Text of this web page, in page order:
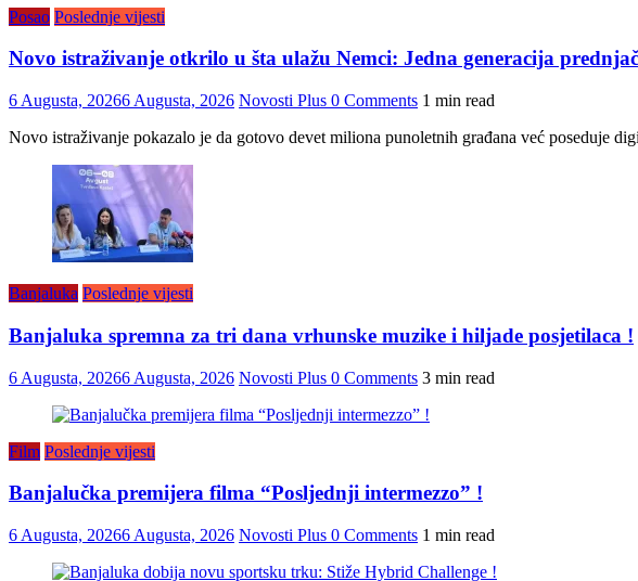
Posao Poslednje vijesti
Novo istraživanje otkrilo u šta ulažu Nemci: Jedna generacija
6 Augusta, 20266 Augusta, 2026 Novosti Plus 0 Comments 1 min read
Novo istraživanje pokazalo je da gotovo devet miliona punoletnih građana već poseduje
Banjaluka Poslednje vijesti
Banjaluka spremna za tri dana vrhunske muzike i hiljade posjetilaca !
6 Augusta, 20266 Augusta, 2026 Novosti Plus 0 Comments 3 min read
Film Poslednje vijesti
Banjalučka premijera filma “Posljednji intermezzo” !
6 Augusta, 20266 Augusta, 2026 Novosti Plus 0 Comments 1 min read